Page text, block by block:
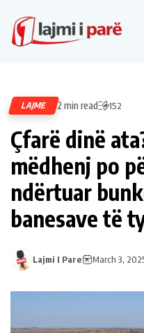
LAJME 2 min read 152
Çfarë dinë
mëdhenj po
ndërtuar
banesave të
Lajmi I Pare March 3,